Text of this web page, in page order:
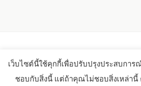
Copyright 2021-2025 -CNX Software
เว็บไซต์นี้ใช้คุกกี้เพื่อปรับปรุงประสบกา
ชอบกับสิ่งนี้ แต่ถ้าคุณไม่ชอบสิ่งเหล่า